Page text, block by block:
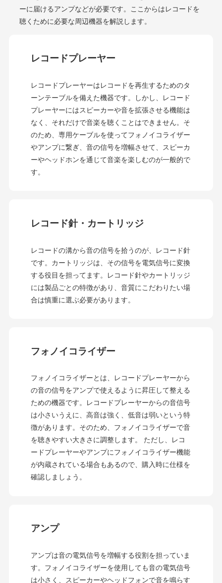
ーに届けるアンプなどが必要です。ここからはレコードを
聴くために必要な周辺機器を解説します。
レコードプレーヤー
レコードプレーヤーはレコードを再生するためのタ
ーンテーブルを備えた機器です。しかし、レコード
プレーヤーにはスピーカーや音を拡張させる機能は
なく、それだけで音楽を聴くことはできません。そ
のため、専用ケーブルを使ってフォノイコライザー
やアンプに繋ぎ、音の信号を増幅させて、スピーカ
ーやヘッドホンを通じて音楽を楽しむのが一般的で
す。
レコード針・カートリッジ
レコードの溝から音の信号を拾うのが、レコード針
です。カートリッジは、その信号を電気信号に変換
する役目を担ってます。レコード針やカートリッジ
には製品ごとの特徴があり、音質にこだわりたい場
合は慎重に選ぶ必要があります。
フォノイコライザー
フォノイコライザーとは、レコードプレーヤーから
の音の信号をアンプで使えるように昇圧して整える
ための機器です。レコードプレーヤーからの音信号
は小さいうえに、高音は強く、低音は弱いという特
徴があります。そのため、フォノイコライザーで音
を聴きやすい大きさに調整します。 ただし、レコ
ードプレーヤーやアンプにフォノイコライザー機能
が内蔵されている場合もあるので、購入時に仕様を
確認しましょう。
アンプ
アンプは音の電気信号を増幅する役割を担っていま
す。フォノイコライザーを使用しても音の電気信号
は小さく、スピーカーやヘッドフォンで音を鳴らす